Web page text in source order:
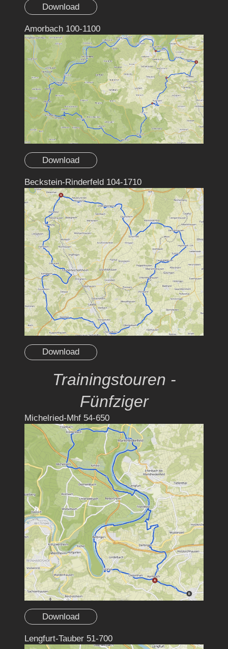
Download
Amorbach 100-1100
Download
Beckstein-Rinderfeld 104-1710
Download
Trainingstouren -
Fünfziger
Michelried-Mhf 54-650
Download
Lengfurt-Tauber 51-700